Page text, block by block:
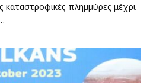
καταστροφικές πλημμύρες μέχρι